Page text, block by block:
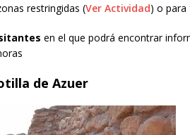
restringidas (Ver Actividad) o para
en el que podrá encontrar
de Azuer